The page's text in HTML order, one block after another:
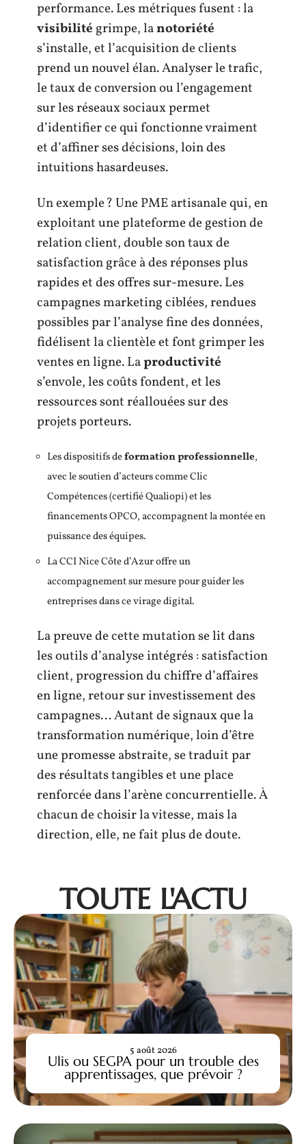
performance. Les métriques fusent : la
visibilité grimpe, lanotoriété
s’installe, et l’acquisition de clients
prend un nouvel élan. Analyser le trafic,
le taux de conversion ou l’engagement
sur les réseaux sociaux permet
d’identifier ce qui fonctionne vraiment
et d’affiner ses décisions, loin des
intuitions hasardeuses.
Un exemple ? Une PME artisanale qui, en
exploitant une plateforme de gestion de
relation client, double son taux de
satisfaction grâce à des réponses plus
rapides et des offres sur-mesure. Les
campagnes marketing ciblées, rendues
possibles par l’analyse fine des données,
fidélisent la clientèle et font grimper les
ventes en ligne. Laproductivité
s’envole, les coûts fondent, et les
ressources sont réallouées sur des
projets porteurs.
Les dispositifs deformation professionnelle,
avec le soutien d’acteurs comme Clic
Compétences (certifié Qualiopi) et les
financements OPCO, accompagnent la montée en
puissance des équipes.
La CCI Nice Côte d’Azur offre un
accompagnement sur mesure pour guider les
entreprises dans ce virage digital.
La preuve de cette mutation se lit dans
les outils d’analyse intégrés : satisfaction
client, progression du chiffre d’affaires
en ligne, retour sur investissement des
campagnes… Autant de signaux que la
transformation numérique, loin d’être
une promesse abstraite, se traduit par
des résultats tangibles et une place
renforcée dans l’arène concurrentielle. À
chacun de choisir la vitesse, mais la
direction, elle, ne fait plus de doute.
TOUTE L'ACTU
Ulis ou SEGPA pour un trouble des
apprentissages, que prévoir ?
5 août 2026